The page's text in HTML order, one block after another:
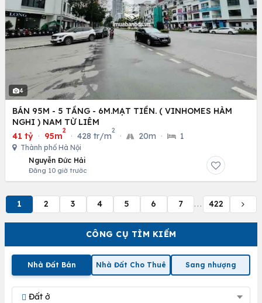
CÔNG CỤ TÌM KIẾM
Nhà Đất Bán Nhà Đất Cho Thuê Sang nhượng
Đất ở
4
BÁN 95M - 5 TẦNG - 6M.MẠT TIỀN. ( VINHOMES HÀM
NGHI ) NAM TỪ LIÊM
41 tỷ · 95m
2
· 428 tr/m
2
· 20m · 1
Thành phố Hà Nội
Nguyễn Đức Hải
Đăng 10 giờ trước
1 2 3 4 5 6 7 ... 422